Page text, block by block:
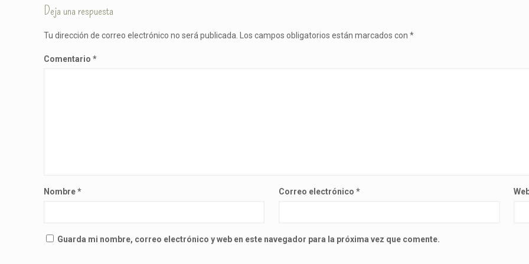
Deja una respuesta
Tu dirección de correo electrónico no será publicada. Los campos obligatorios están marcados con*
Comentario*
Nombre* Correo electrónico*
Guarda mi nombre, correo electrónico y web en este navegador para la próxima vez que comente.